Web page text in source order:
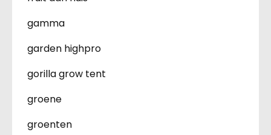
gamma
garden highpro
gorilla grow tent
groene
groenten